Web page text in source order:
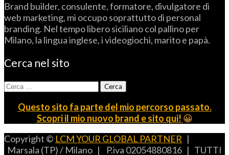
Brand builder, consulente, formatore, divulgatore di
web marketing, mi occupo soprattutto di personal
branding. Nel tempo libero siciliano col pallino per
Milano, la lingua inglese, i videogiochi, marito e papà.
Cerca nel sito
Ricerca
Questo sito fa parte del mio percorso passato.
Scopri il mio nuovo brand e sito qui! 😀
Copyright © LCM YOUR GLOBAL PARTNER |
Marsala (TP) / Milano | P.iva 02054880816 | TUTTI